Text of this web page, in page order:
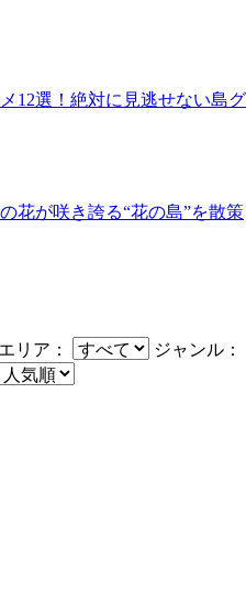
12選！絶対に見逃せない島グ
花が咲き誇る“花の島”を散策
リア：
ジャンル：